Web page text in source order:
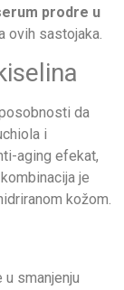
prodre u
ovih sastojaka.
da
i
aging efekat,
je
kožom.
smanjenju